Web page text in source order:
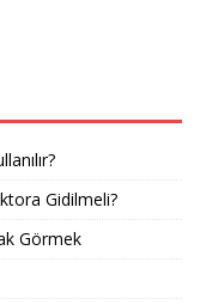
Gidilmeli?
Görmek